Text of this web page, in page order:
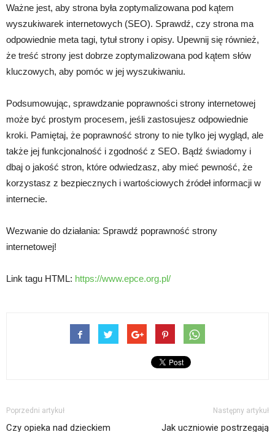
Ważne jest, aby strona była zoptymalizowana pod kątem
wyszukiwarek internetowych (SEO). Sprawdź, czy strona ma
odpowiednie meta tagi, tytuł strony i opisy. Upewnij się również,
że treść strony jest dobrze zoptymalizowana pod kątem słów
kluczowych, aby pomóc w jej wyszukiwaniu.
Podsumowując, sprawdzanie poprawności strony internetowej
może być prostym procesem, jeśli zastosujesz odpowiednie
kroki. Pamiętaj, że poprawność strony to nie tylko jej wygląd, ale
także jej funkcjonalność i zgodność z SEO. Bądź świadomy i
dbaj o jakość stron, które odwiedzasz, aby mieć pewność, że
korzystasz z bezpiecznych i wartościowych źródeł informacji w
internecie.
Wezwanie do działania: Sprawdź poprawność strony
internetowej!
Link tagu HTML: https://www.epce.org.pl/
Poprzedni artykuł
Czy opieka nad dzieckiem
Następny artykuł
Jak uczniowie postrzegają